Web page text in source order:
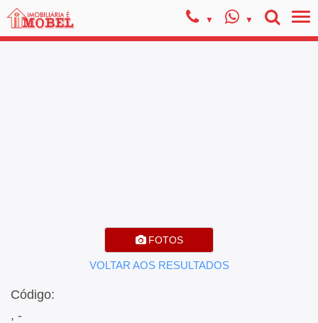
FOTOS
VOLTAR AOS RESULTADOS
Código:
, -